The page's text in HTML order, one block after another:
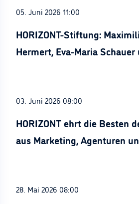
05. Juni 2026 11:00
HORIZONT-Stiftung:
Hermert, Eva-Maria Schauer
03. Juni 2026 08:00
HORIZONT ehrt die Besten
aus Marketing, Agenturen
28. Mai 2026 08:00